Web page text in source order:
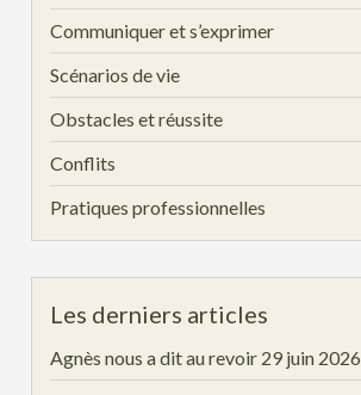
Communiquer et s’exprimer
Scénarios de vie
Obstacles et réussite
Conflits
Pratiques professionnelles
Les derniers articles
Agnès nous a dit au revoir 29 juin 2026